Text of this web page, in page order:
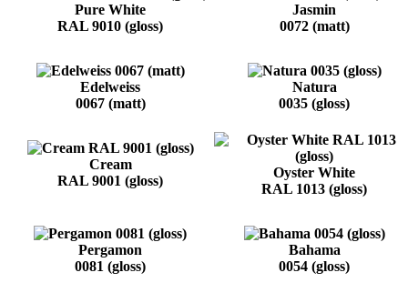
Pure White
RAL 9010 (gloss)
Jasmin
0072 (matt)
Edelweiss
0067 (matt)
Natura
0035 (gloss)
Cream
RAL 9001 (gloss)
Oyster White
RAL 1013 (gloss)
Pergamon
0081 (gloss)
Bahama
0054 (gloss)